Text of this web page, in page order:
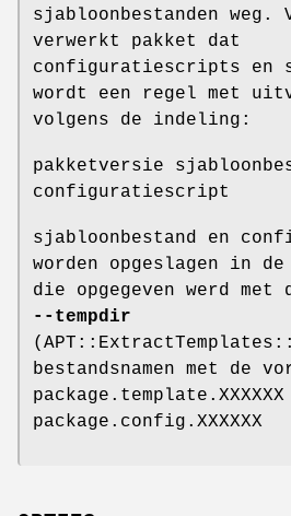
sjabloonbestanden weg.
verwerkt pakket dat
configuratiescripts en
wordt een regel met
volgens de indeling:
pakketversie
configuratiescript
sjabloonbestand en
worden opgeslagen in
die opgegeven werd met
--tempdir
bestandsnamen met de
package.template.XXXXXX
package.config.XXXXXX